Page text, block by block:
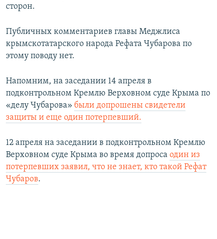
сторон.
Публичных комментариев главы Меджлиса
крымскотатарского народа Рефата Чубарова по
этому поводу нет.
Напомним, на заседании 14 апреля в
подконтрольном Кремлю Верховном суде Крыма по
«делу Чубарова» были допрошены свидетели
защиты и еще один потерпевший.
12 апреля на заседании в подконтрольном Кремлю
Верховном суде Крыма во время допроса один из
потерпевших заявил, что не знает, кто такой Рефат
Чубаров.